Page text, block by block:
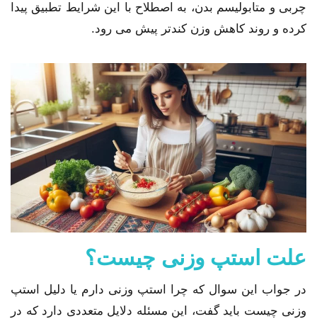
چربی و متابولیسم بدن، به اصطلاح با این شرایط تطبیق پیدا
کرده و روند کاهش وزن کندتر پیش می رود.
علت استپ وزنی چیست؟
در جواب این سوال که چرا استپ وزنی دارم یا دلیل استپ
وزنی چیست باید گفت، این مسئله دلایل متعددی دارد که در